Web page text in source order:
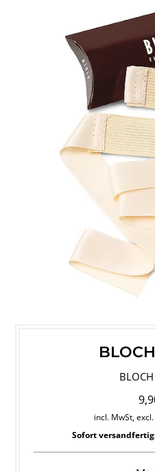
incl. MwSt,
Sofort